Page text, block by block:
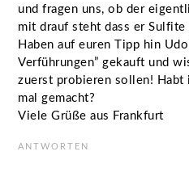
und fragen uns, ob der
mit drauf steht dass er
Haben auf euren Tipp hin
Verführungen” gekauft und
zuerst probieren sollen! Habt
mal gemacht?
Viele Grüße aus Frankfurt
ANTWORTEN